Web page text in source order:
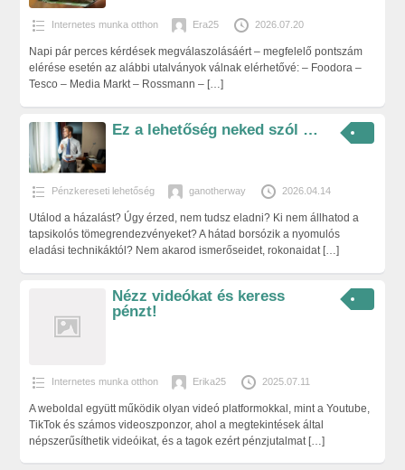
Internetes munka otthon Era25 2026.07.20
Napi pár perces kérdések megválaszolásáért – megfelelő pontszám
elérése esetén az alábbi utalványok válnak elérhetővé: – Foodora –
Tesco – Media Markt – Rossmann – […]
Ez a lehetőség neked szól …
Pénzkereseti lehetőség ganotherway 2026.04.14
Utálod a házalást? Úgy érzed, nem tudsz eladni? Ki nem állhatod a
tapsikolós tömegrendezvényeket? A hátad borsózik a nyomulós
eladási technikáktól? Nem akarod ismerőseidet, rokonaidat […]
Nézz videókat és keress
pénzt!
Internetes munka otthon Erika25 2025.07.11
A weboldal együtt működik olyan videó platformokkal, mint a Youtube,
TikTok és számos videoszponzor, ahol a megtekintések által
népszerűsíthetik videóikat, és a tagok ezért pénzjutalmat […]